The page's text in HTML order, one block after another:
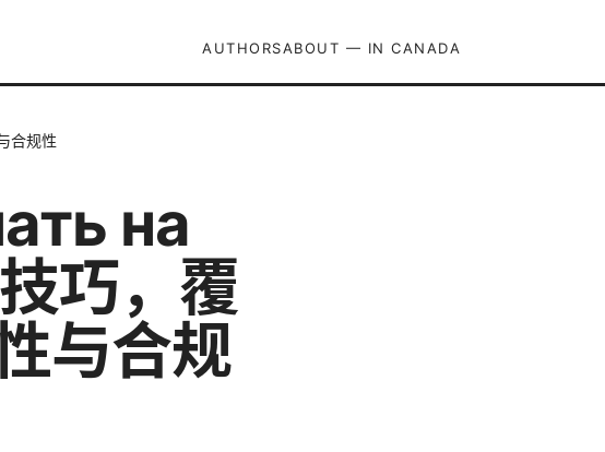
AUTHORSABOUT — IN CANADA
合规性
на
巧，覆
与合规